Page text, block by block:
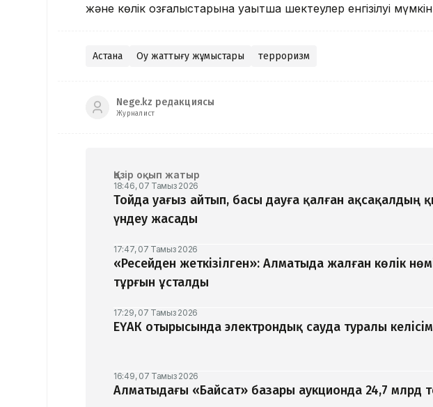
және көлік қозғалыстарына уақытша шектеулер енгізілуі
Астана Оқу жаттығу жұмыстары терроризм
Nege.kz редакциясы
Журналист
Қазір оқып жатыр
18:46, 07 Тамыз 2026
Тойда уағыз айтып, басы дауға қалған ақсақалдың
үндеу жасады
17:47, 07 Тамыз 2026
«Ресейден жеткізілген»: Алматыда жалған көлік
тұрғын ұсталды
17:29, 07 Тамыз 2026
ЕҮАК отырысында электрондық сауда туралы
16:49, 07 Тамыз 2026
Алматыдағы «Байсат» базары аукционда 24,7 млрд